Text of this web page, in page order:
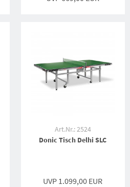
Art.Nr.: 2524
Donic Tisch Delhi SLC
UVP 1.099,00 EUR